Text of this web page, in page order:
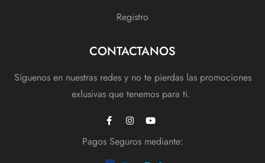
Registro
CONTACTANOS
Síguenos en nuestras redes y no te pierdas las promociones
exlusivas que tenemos para ti.
Pagos Seguros mediante: